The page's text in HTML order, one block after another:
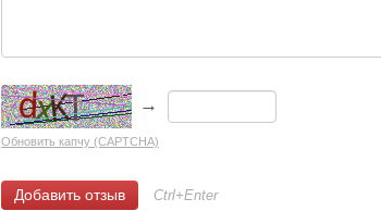
→
Обновить капчу (CAPTCHA)
Ctrl+Enter